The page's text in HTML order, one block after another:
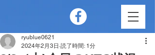
ryublue0621
2024年2月3日 読了時間: 1分